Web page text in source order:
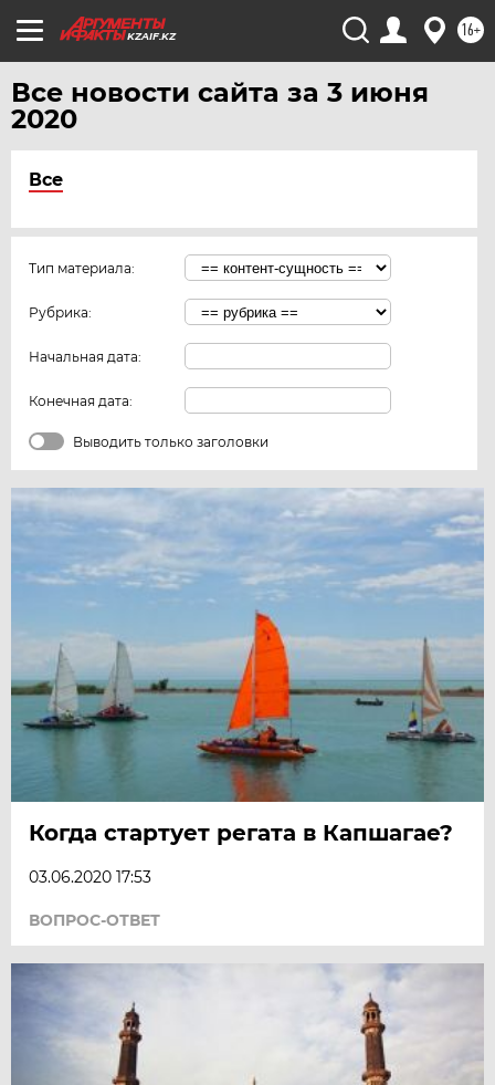
KZAIF.KZ 16+
Все новости сайта за 3 июня
2020
Все
Тип материала:
Рубрика:
Начальная дата:
Конечная дата:
Выводить только заголовки
Когда стартует регата в Капшагае?
03.06.2020 17:53
ВОПРОС-ОТВЕТ